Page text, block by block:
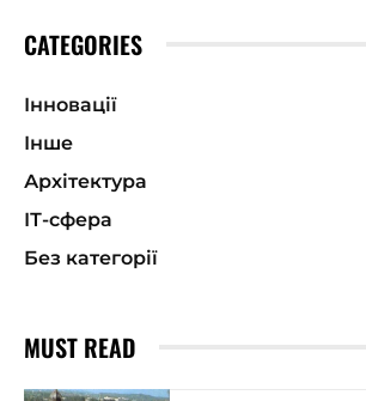
CATEGORIES
Інновації
Інше
Архітектура
ІТ-сфера
Без категорії
MUST READ